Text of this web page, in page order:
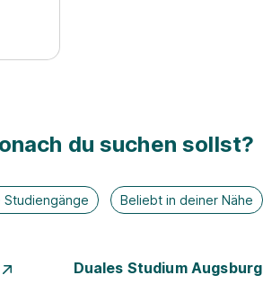
du suchen sollst?
Studiengänge Beliebt in deiner Nähe
Duales Studium Augsburg